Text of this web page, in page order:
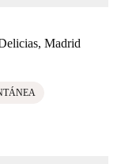
Madrid